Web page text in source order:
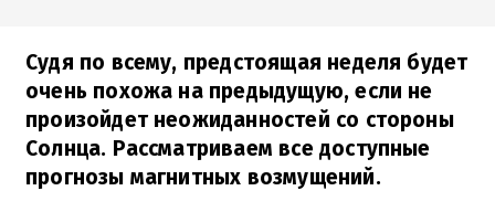
Судя по всему, предстоящая неделя будет
очень похожа на предыдущую, если не
произойдет неожиданностей со стороны
Солнца. Рассматриваем все доступные
прогнозы магнитных возмущений.